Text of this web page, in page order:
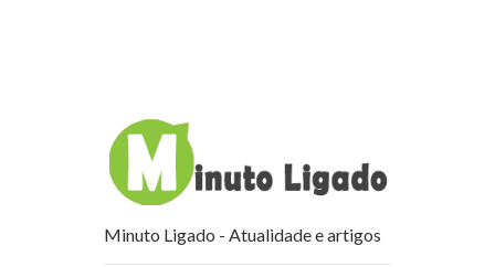
Minuto Ligado - Atualidade e artigos